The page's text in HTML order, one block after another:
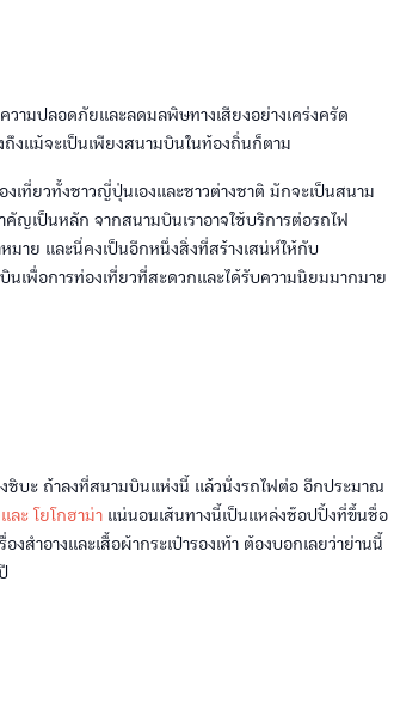
ามปลอดภัยและลดมลพิษทางเสียงอย่างเคร่งครัด
งแม้จะเป็นเพียงสนามบินในท้องถิ่นก็ตาม
ที่ยวทั้งชาวญี่ปุ่นเองและชาวต่างชาติ มักจะเป็นสนาม
ญเป็นหลัก จากสนามบินเราอาจใช้บริการต่อรถไฟ
มาย และนี่คงเป็นอีกหนึ่งสิ่งที่สร้างเสน่ห์ให้กับ
เพื่อการท่องเที่ยวที่สะดวกและได้รับความนิยมมากมาย
ชิบะ ถ้าลงที่สนามบินแห่งนี้ แล้วนั่งรถไฟต่อ อีกประมาณ
ละ โยโกฮาม่า แน่นอนเส้นทางนี้เป็นแหล่งช๊อปปิ้งที่ขึ้นชื่อ
ำอางและเสื้อผ้ากระเป๋ารองเท้า ต้องบอกเลยว่าย่านนี้